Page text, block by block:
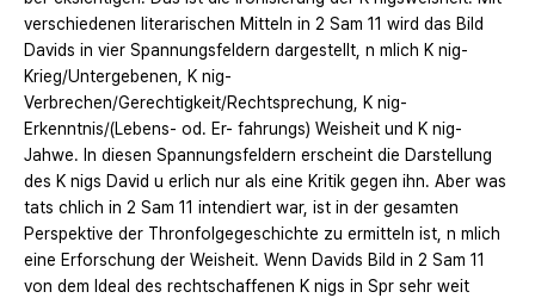
verschiedenen literarischen Mitteln in 2 Sam 11 wird das Bild
Davids in vier Spannungsfeldern dargestellt, n mlich K nig-
Krieg/Untergebenen, K nig-
Verbrechen/Gerechtigkeit/Rechtsprechung, K nig-
Erkenntnis/(Lebens- od. Er- fahrungs) Weisheit und K nig-
Jahwe. In diesen Spannungsfeldern erscheint die Darstellung
des K nigs David u erlich nur als eine Kritik gegen ihn. Aber was
tats chlich in 2 Sam 11 intendiert war, ist in der gesamten
Perspektive der Thronfolgegeschichte zu ermitteln ist, n mlich
eine Erforschung der Weisheit. Wenn Davids Bild in 2 Sam 11
von dem Ideal des rechtschaffenen K nigs in Spr sehr weit